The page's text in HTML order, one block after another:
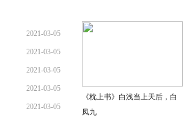
2021-03-05
2021-03-05
2021-03-05
2021-03-05
2021-03-05
《枕上书》白浅当上天后，白
凤九